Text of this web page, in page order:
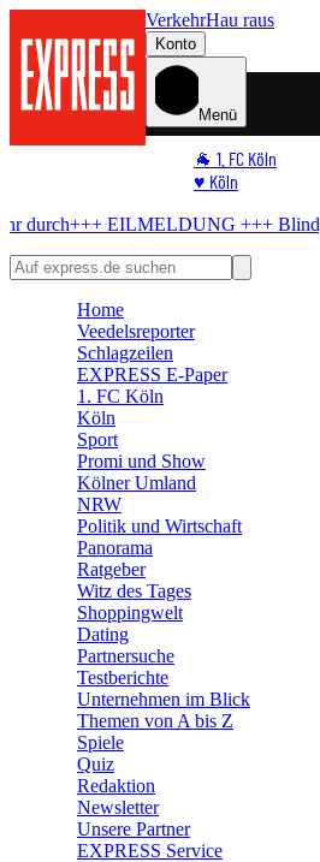
VerkehrHau raus
Konto
Menü
🐐 1. FC Köln
♥️ Köln
🏆 Sport
+++Blindgänger in Köln
Home
Veedelsreporter
Schlagzeilen
EXPRESS E-Paper
1. FC Köln
Köln
Sport
Promi und Show
Kölner Umland
NRW
Politik und Wirtschaft
Panorama
Ratgeber
Witz des Tages
Shoppingwelt
Dating
Partnersuche
Testberichte
Unternehmen im Blick
Themen von A bis Z
Spiele
Quiz
Redaktion
Newsletter
Unsere Partner
EXPRESS Service